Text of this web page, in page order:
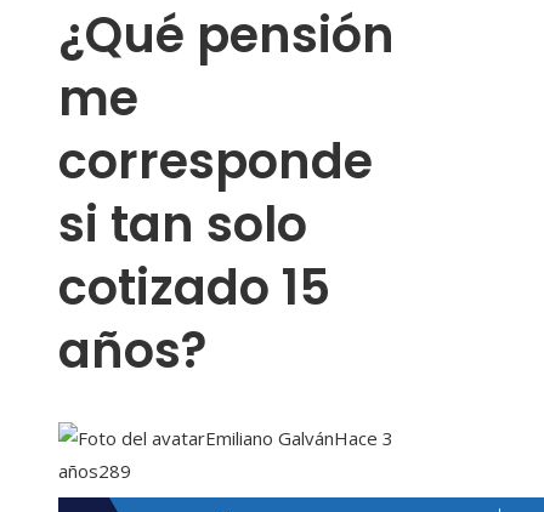
¿Qué pensión
me
corresponde
si tan solo
cotizado 15
años?
Emiliano GalvánHace 3
años289